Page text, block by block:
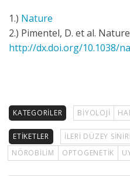
1.) Nature
2.) Pimentel, D. et al. Nature
http://dx.doi.org/10.1038/
KATEGORILER BIYOLOJI
ETIKETLER ILERI DÜZEY
NÖROBILIM
OPTOGENETIK